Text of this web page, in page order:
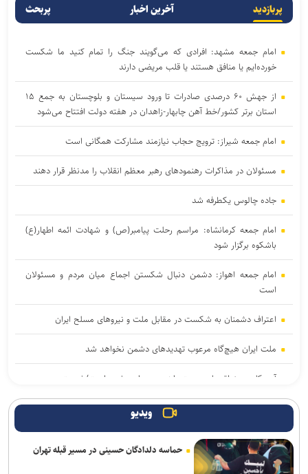
پربازدید آخرین اخبار پربحث
امام جمعه مشهد: افرادی که می‌گویند جنگ را تمام کنید ما شکست
خورده‌ایم یا منافق هستند یا قلب مریضی دارند
از جهش ۶۰ درصدی صادرات تا ورود سیستان و بلوچستان به جمع ۱۵
استان برتر کشور/خط آهن چابهار-زاهدان در هفته دولت افتتاح می‌شود
امام جمعه شیراز: ترویج حجاب نیازمند مشارکت همگانی است
مسئولان در مذاکرات رهنمود‌های رهبر معظم انقلاب را مدنظر قرار دهند
جاده چالوس یکطرفه شد
امام جمعه کرمانشاه: مراسم رحلت پیامبر(ص) و شهادت ائمه اطهار(ع)
باشکوه برگزار شود
امام جمعه اهواز: دشمن دنبال شکستن اجماع میان مردم و مسئولان
است
اعتراف دشمنان به شکست در مقابل ملت و نیرو‌های مسلح ایران
ملت ایران هیچ‌گاه مرعوب تهدید‌های دشمن نخواهد شد
آمریکا در منطقه با بن‌بست راهبردی مواجه شده است/خدمت به مردم و
امام‌ جمعه کرج: خبرنگاری یک رسالت است، نه صرفاً یک شغل/انتقاد از
کوتاهی در اجرای قانون عفاف و حجاب
نمی‌توان به دشمن اعتماد کرد؛ نقض مکرر تفاهم‌نامه این را ثابت کرد
ویدیو
حماسه دلدادگان حسینی در مسیر قبله تهران